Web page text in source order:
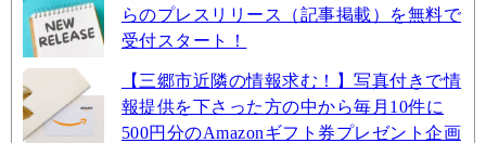
らのプレスリリース（記事掲載）を無料で
受付スタート！
【三郷市近隣の情報求む！】写真付きで情
報提供を下さった方の中から毎月10件に
500円分のAmazonギフト券プレゼント企画